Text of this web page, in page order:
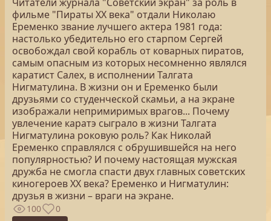
фильме "Пираты XX века" отдали Николаю
Еременко звание лучшего актера 1981 года:
настолько убедительно его старпом Сергей
освобождал свой корабль от коварных пиратов,
самым опасным из которых несомненно являлся
каратист Салех, в исполнении Талгата
Нигматулина. В жизни он и Еременко были
друзьями со студенческой скамьи, а на экране
изображали непримиримых врагов... Почему
увлечение каратэ сыграло в жизни Талгата
Нигматулина роковую роль? Как Николай
Еременко справлялся с обрушившейся на него
популярностью? И почему настоящая мужская
дружба не смогла спасти двух главных советских
киногероев XX века? Еременко и Нигматулин:
друзья в жизни – враги на экране.
100 0